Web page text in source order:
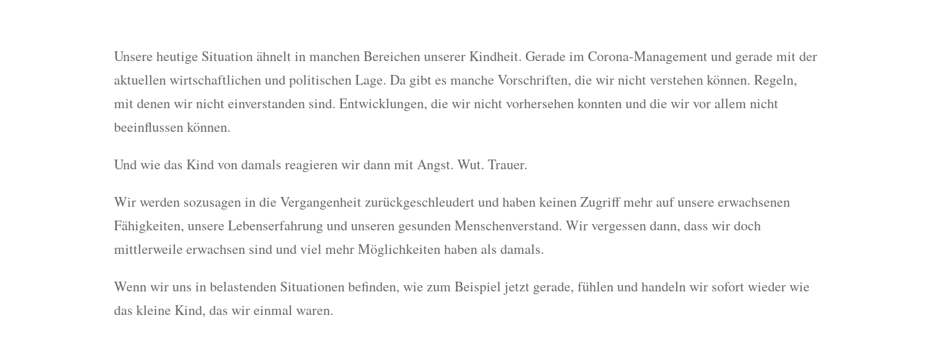
Unsere heutige Situation ähnelt in manchen Bereichen unserer Kindheit. Gerade im Corona-Management und gerade mit der
aktuellen wirtschaftlichen und politischen Lage. Da gibt es manche Vorschriften, die wir nicht verstehen können. Regeln,
mit denen wir nicht einverstanden sind. Entwicklungen, die wir nicht vorhersehen konnten und die wir vor allem nicht
beeinflussen können.
Und wie das Kind von damals reagieren wir dann mit Angst. Wut. Trauer.
Wir werden sozusagen in die Vergangenheit zurückgeschleudert und haben keinen Zugriff mehr auf unsere erwachsenen
Fähigkeiten, unsere Lebenserfahrung und unseren gesunden Menschenverstand. Wir vergessen dann, dass wir doch
mittlerweile erwachsen sind und viel mehr Möglichkeiten haben als damals.
Wenn wir uns in belastenden Situationen befinden, wie zum Beispiel jetzt gerade, fühlen und handeln wir sofort wieder wie
das kleine Kind, das wir einmal waren.